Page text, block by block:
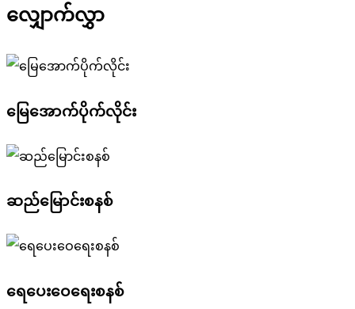
လျှောက်လွှာ
မြေအောက်ပိုက်လိုင်း
ဆည်မြောင်းစနစ်
ရေပေးဝေရေးစနစ်